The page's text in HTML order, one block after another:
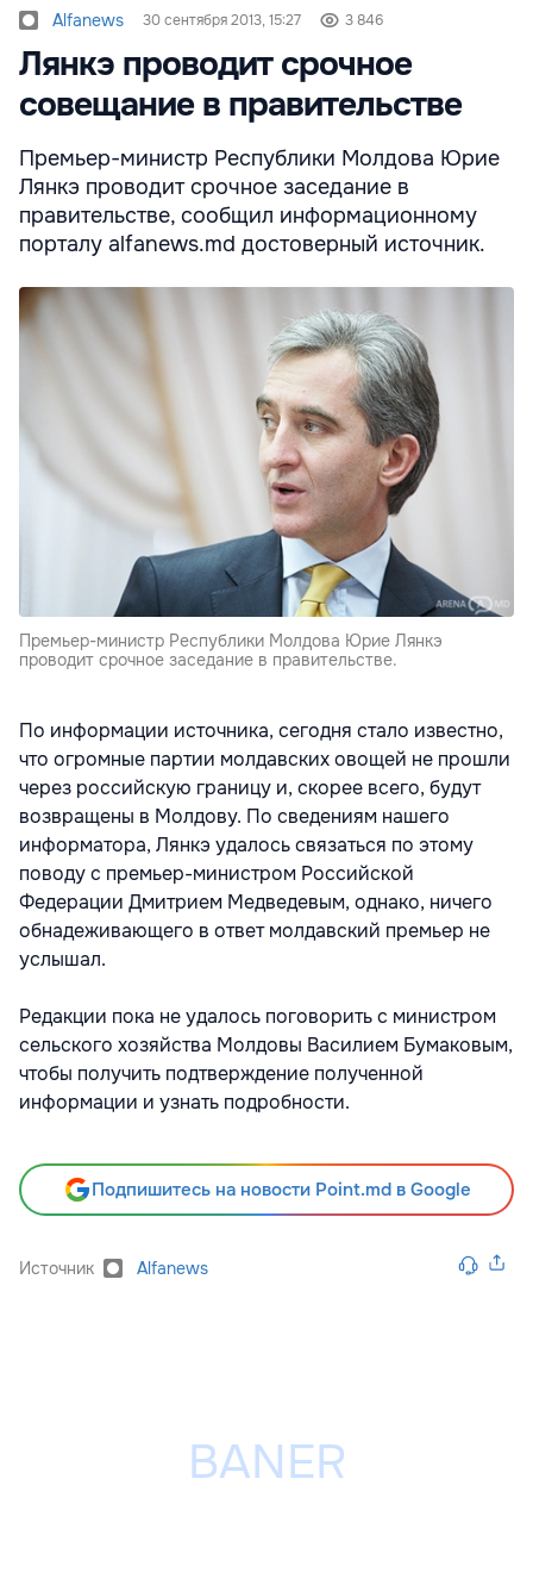
Alfanews 30 сентября 2013, 15:27 3 846
Лянкэ проводит срочное
совещание в правительстве
Премьер-министр Республики Молдова Юрие
Лянкэ проводит срочное заседание в
правительстве, сообщил информационному
порталу alfanews.md достоверный источник.
Премьер-министр Республики Молдова Юрие Лянкэ
проводит срочное заседание в правительстве.
По информации источника, сегодня стало известно,
что огромные партии молдавских овощей не прошли
через российскую границу и, скорее всего, будут
возвращены в Молдову. По сведениям нашего
информатора, Лянкэ удалось связаться по этому
поводу с премьер-министром Российской
Федерации Дмитрием Медведевым, однако, ничего
обнадеживающего в ответ молдавский премьер не
услышал.
Редакции пока не удалось поговорить с министром
сельского хозяйства Молдовы Василием Бумаковым,
чтобы получить подтверждение полученной
информации и узнать подробности.
Подпишитесь на новости Point.md в Google
Источник Alfanews